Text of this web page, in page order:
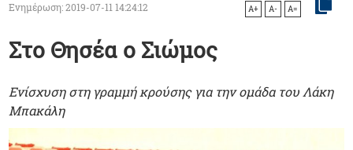
Ενημέρωση: 2019-07-11 14:24:12 A+ A- A=
Στο Θησέα ο Σιώμος
Ενίσχυση στη γραμμή κρούσης για την ομάδα του Λάκη
Μπακάλη